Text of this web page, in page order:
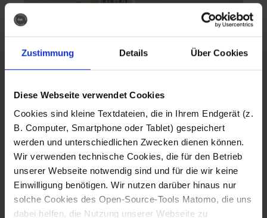
Zustimmung Details Über Cookies
Diese Webseite verwendet Cookies
Cookies sind kleine Textdateien, die in Ihrem Endgerät (z.
B. Computer, Smartphone oder Tablet) gespeichert
werden und unterschiedlichen Zwecken dienen können.
Wir verwenden technische Cookies, die für den Betrieb
unserer Webseite notwendig sind und für die wir keine
Einwilligung benötigen. Wir nutzen darüber hinaus nur
solche Cookies des Open-Source-Tools Matomo, die uns
dabei helfen, die Nutzung unserer Webseite zu
Fotografo: Lorenz
Sternbach
Download
Fotografo: Lorenz
Sternbach
Download